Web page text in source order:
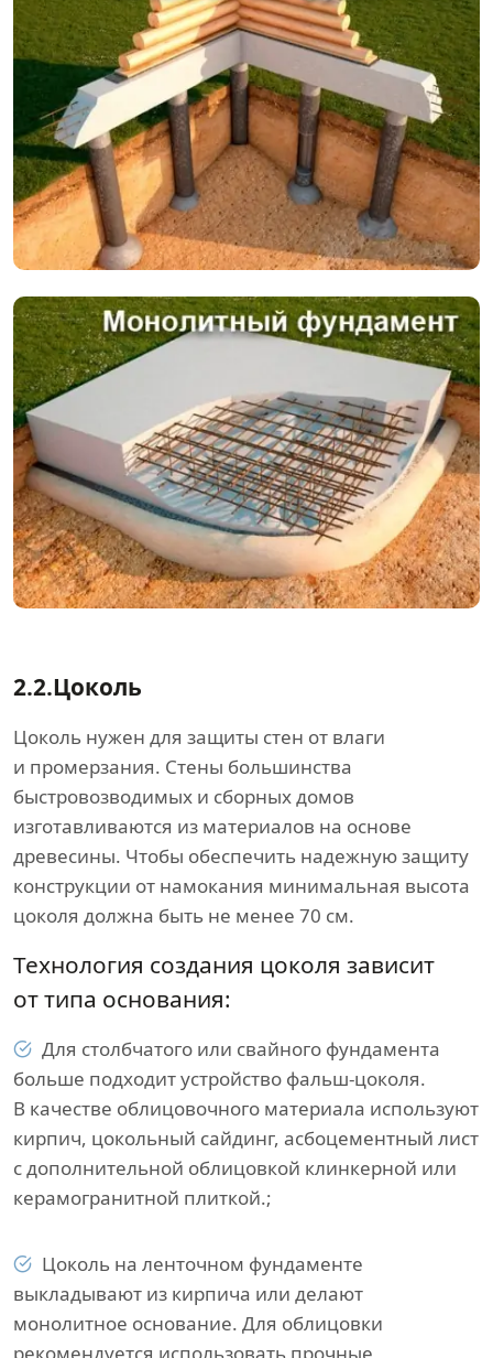
2.2.Цоколь
Цоколь нужен для защиты стен от влаги
и промерзания. Стены большинства
быстровозводимых и сборных домов
изготавливаются из материалов на основе
древесины. Чтобы обеспечить надежную защиту
конструкции от намокания минимальная высота
цоколя должна быть не менее 70 см.
Технология создания цоколя зависит
от типа основания:
Для столбчатого или свайного фундамента
больше подходит устройство фальш-цоколя.
В качестве облицовочного материала используют
кирпич, цокольный сайдинг, асбоцементный лист
с дополнительной облицовкой клинкерной или
керамогранитной плиткой.;
Цоколь на ленточном фундаменте
выкладывают из кирпича или делают
монолитное основание. Для облицовки